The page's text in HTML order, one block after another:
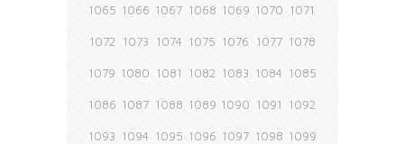
1065 1066 1067 1068 1069 1070 1071
1072 1073 1074 1075 1076 1077 1078
1079 1080 1081 1082 1083 1084 1085
1086 1087 1088 1089 1090 1091 1092
1093 1094 1095 1096 1097 1098 1099